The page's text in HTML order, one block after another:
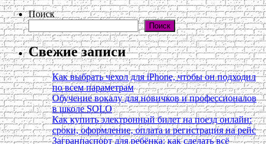
Поиск
Поиск
Свежие записи
Как выбрать чехол для iPhone, чтобы он подходил
по всем параметрам
Обучение вокалу для новичков и профессионалов
в школе SOLO
Как купить электронный билет на поезд онлайн:
сроки, оформление, оплата и регистрация на рейс
Загранпаспорт для ребёнка: как сделать всё